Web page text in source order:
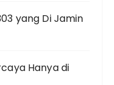
yang Di Jamin
Hanya di